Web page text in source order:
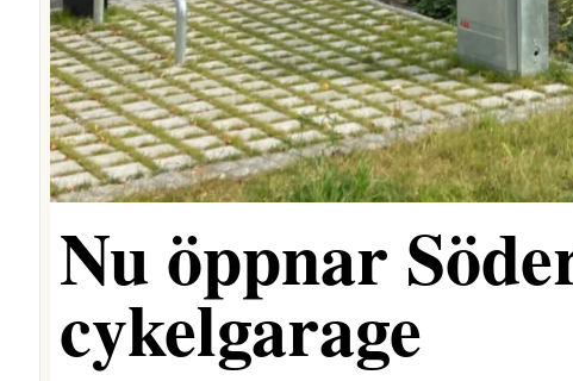
Nu öppnar
cykelgarage